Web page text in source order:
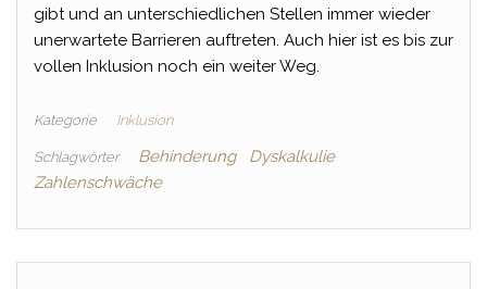
gibt und an unterschiedlichen Stellen immer wieder
unerwartete Barrieren auftreten. Auch hier ist es bis zur
vollen Inklusion noch ein weiter Weg.
Kategorie Inklusion
Schlagwörter Behinderung
Dyskalkulie
Zahlenschwäche